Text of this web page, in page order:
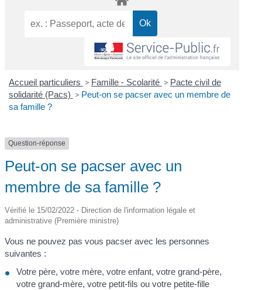
Accueil particuliers > Famille - Scolarité > Pacte civil de
solidarité (Pacs) > Peut-on se pacser avec un membre de
sa famille ?
Question-réponse
Peut-on se pacser avec un
membre de sa famille ?
Vérifié le 15/02/2022 - Direction de l'information légale et
administrative (Première ministre)
Vous ne pouvez pas vous pacser avec les personnes
suivantes :
Votre père, votre mère, votre enfant, votre grand-père,
votre grand-mère, votre petit-fils ou votre petite-fille